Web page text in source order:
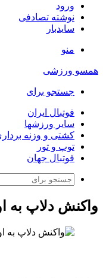
ورود
نوشته تصادفی
سایدبار
منو
همسو ورزشی
جستجو برای
فوتبال ایران
سایر ورزشها
کشتی و وزنه
توپ و تور
فوتبال جهان
واکنش دلاپ به